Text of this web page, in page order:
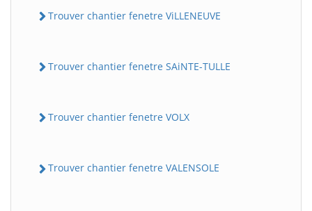
Trouver chantier fenetre ViLLENEUVE
Trouver chantier fenetre SAiNTE-TULLE
Trouver chantier fenetre VOLX
Trouver chantier fenetre VALENSOLE